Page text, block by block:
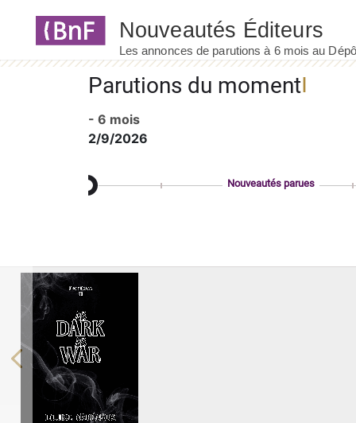
Parutions du moment
- 6 mois
2/9/2026
Nouveautés parues
Previous